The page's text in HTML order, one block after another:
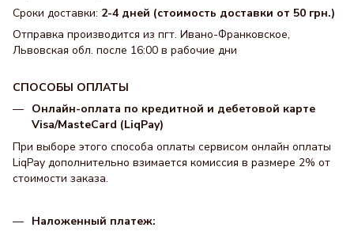
Сроки доставки: 2-4 дней (стоимость доставки от 50 грн.)
Отправка производится из пгт. Ивано-Франковское,
Львовская обл. после 16:00 в рабочие дни
СПОСОБЫ ОПЛАТЫ
Онлайн-оплата по кредитной и дебетовой карте
Visa/MasteCard (LiqPay)
При выборе этого способа оплаты сервисом онлайн оплаты
LiqPay дополнительно взимается комиссия в размере 2% от
стоимости заказа.
Наложенный платеж: